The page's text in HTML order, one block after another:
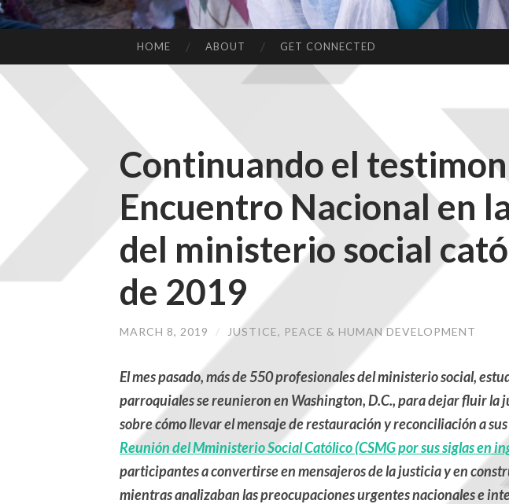
HOME ABOUT GET CONNECTED
Continuando el
Encuentro Nacional en
del ministerio social
de 2019
MARCH 8, 2019 / JUSTICE, PEACE & HUMAN DEVELOPMENT
El mes pasado, más de 550 profesionales del ministerio social,
parroquiales se reunieron en Washington, D.C., para dejar fluir la
sobre cómo llevar el mensaje de restauración y reconciliación a
Reunión del Mministerio Social Católico (CSMG por sus siglas en
participantes a convertirse en mensajeros de la justicia y en
mientras analizaban las preocupaciones urgentes nacionales e